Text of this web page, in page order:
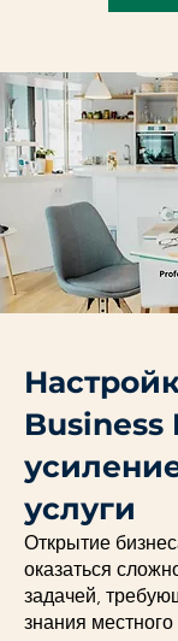
Business
услуги
Открытие
оказаться
задачей,
знания местного